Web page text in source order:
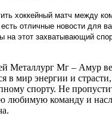
хоккейный матч между
отличные новости для
на этот захватывающий
Металлург Мг – Амур
в мир энергии и
спорту. Не
любимую команду и